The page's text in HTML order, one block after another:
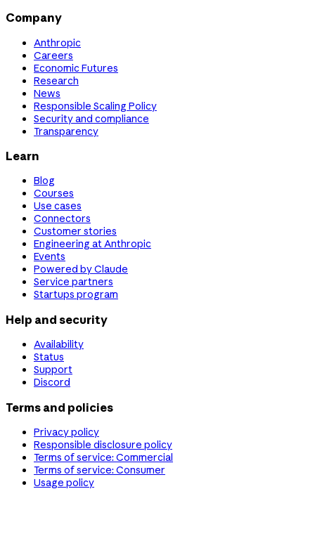
Company
Anthropic
Careers
Economic Futures
Research
News
Responsible Scaling Policy
Security and compliance
Transparency
Learn
Blog
Courses
Use cases
Connectors
Customer stories
Engineering at Anthropic
Events
Powered by Claude
Service partners
Startups program
Help and security
Availability
Status
Support
Discord
Terms and policies
Privacy policy
Responsible disclosure policy
Terms of service: Commercial
Terms of service: Consumer
Usage policy